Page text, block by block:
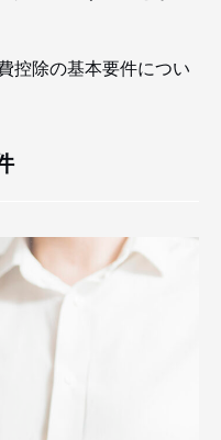
控除の基本要件につい